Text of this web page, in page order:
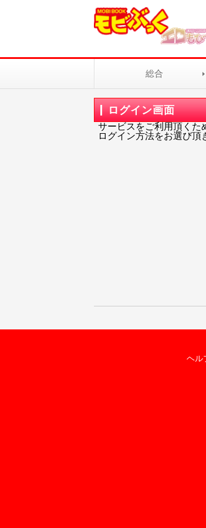
総合
ログイン画面
サービスをご利用頂くた
ログイン方法をお選び頂
ヘル